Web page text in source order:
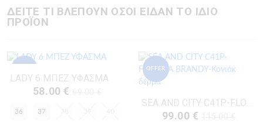
ΔΕΙΤΕ ΤΙ ΒΛΕΠΟΥΝ ΟΣΟΙ ΕΙΔΑΝ ΤΟ ΙΔΙΟ
ΠΡΟΪΟΝ
LADY 6 ΜΠΕΖ ΥΦΑΣΜΑ
58.00 €
36 37
OFFER
SEA AND CITY C41P-FLORIDA BRANDY-Κονιάκ Δέρμα
99.00 €